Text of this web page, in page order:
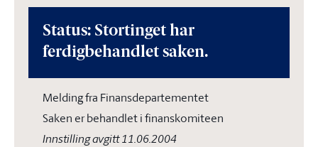
Status: Stortinget har
ferdigbehandlet saken.
Melding fra Finansdepartementet
Saken er behandlet i finanskomiteen
Innstilling avgitt 11.06.2004